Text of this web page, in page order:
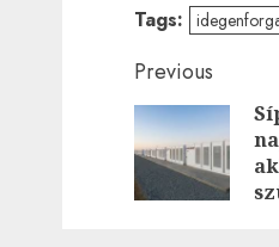
Tags:
Post
Previous